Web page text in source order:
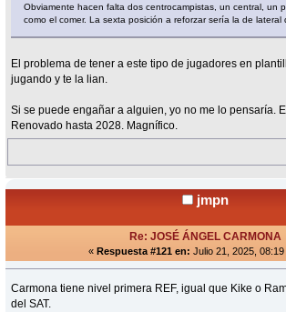
Obviamente hacen falta dos centrocampistas, un central, un
como el comer. La sexta posición a reforzar sería la de lateral
El problema de tener a este tipo de jugadores en
jugando y te la lian.
Si se puede engañar a alguien, yo no me lo pensaría.
Renovado hasta 2028. Magnífico.
jmpn
Re: JOSÉ ÁNGEL CARMONA
« Respuesta #121 en: Julio 21, 2025,
Carmona tiene nivel primera REF, igual que Kike o
del SAT.